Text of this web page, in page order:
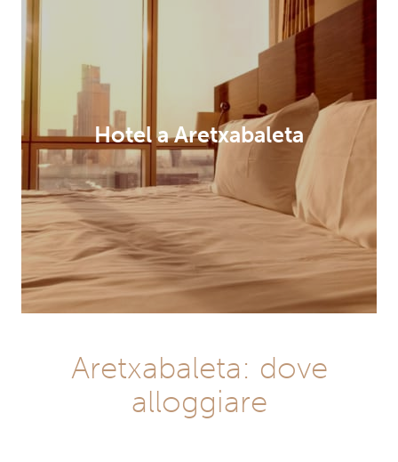
Hotel a Aretxabaleta
Aretxabaleta: dove
alloggiare